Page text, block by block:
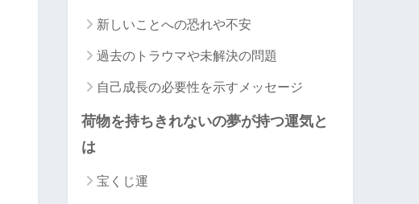
新しいことへの恐れや不安
過去のトラウマや未解決の問題
自己成長の必要性を示すメッセージ
荷物を持ちきれないの夢が持つ運気と
は
宝くじ運